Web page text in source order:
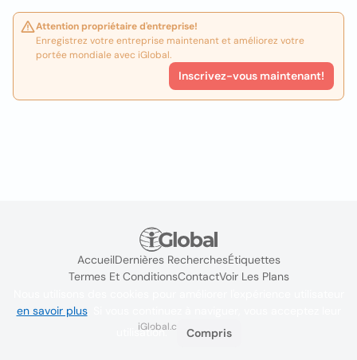
Attention propriétaire d'entreprise!
Enregistrez votre entreprise maintenant et améliorez votre
portée mondiale avec iGlobal.
Inscrivez-vous maintenant!
AccueilDernières RecherchesÉtiquettes
Termes Et ConditionsContactVoir Les Plans
iGlobal.co @ 2024
en savoir plus. Si vous continuez à naviguer, vous acceptez leur
utilisation.
Compris